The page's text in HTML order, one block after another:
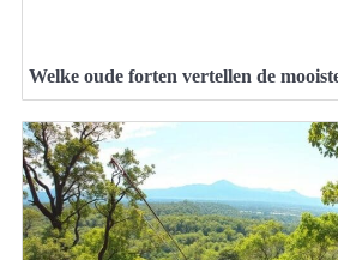
Welke oude forten vertellen de